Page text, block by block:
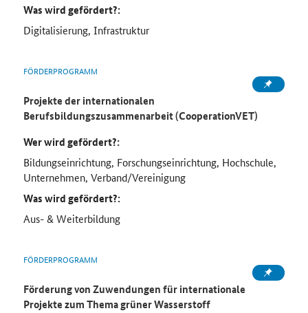
Was wird gefördert?:
Digitalisierung, Infrastruktur
FÖRDERPROGRAMM
Projekte der internationalen
Berufsbildungszusammenarbeit (CooperationVET)
Wer wird gefördert?:
Bildungseinrichtung, Forschungseinrichtung, Hochschule,
Unternehmen, Verband/Vereinigung
Was wird gefördert?:
Aus- & Weiterbildung
FÖRDERPROGRAMM
Förderung von Zuwendungen für internationale
Projekte zum Thema grüner Wasserstoff